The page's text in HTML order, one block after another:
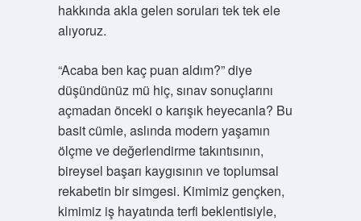
hakkında akla gelen soruları tek tek ele
alıyoruz.
“Acaba ben kaç puan aldım?” diye
düşündünüz mü hiç, sınav sonuçlarını
açmadan önceki o karışık heyecanla? Bu
basit cümle, aslında modern yaşamın
ölçme ve değerlendirme takıntısının,
bireysel başarı kaygısının ve toplumsal
rekabetin bir simgesi. Kimimiz gençken,
kimimiz iş hayatında terfi beklentisiyle,